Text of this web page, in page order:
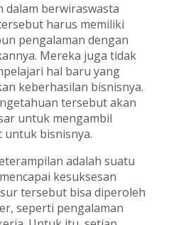
berwiraswasta
harus memiliki
pengalaman dengan
Mereka juga tidak
hal baru yang
keberhasilan bisnisnya.
tersebut akan
untuk mengambil
bisnisnya.
adalah suatu
kesuksesan
tersebut bisa diperoleh
seperti pengalaman